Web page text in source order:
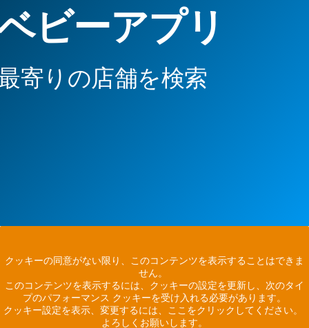
ビーアプリ
寄りの店舗を検索
クッキーの同意がない限り、このコンテンツを表示することはできま
せん。
このコンテンツを表示するには、クッキーの設定を更新し、次のタイ
プのパフォーマンス クッキーを受け入れる必要があります。
クッキー設定を表示、変更するには、ここをクリックしてください。
よろしくお願いします。